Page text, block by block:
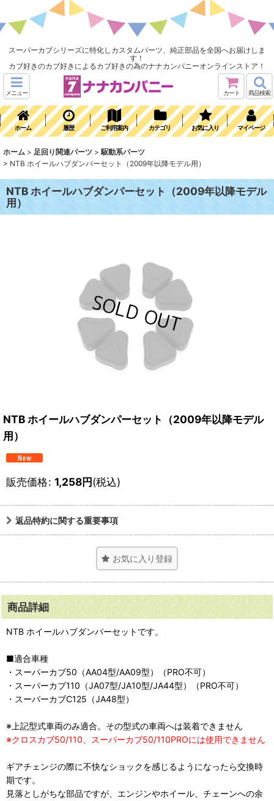
スーパーカブシリーズに特化しカスタムパーツ、純正部品を全国へお届けしま
す！
カブ好きのカブ好きによるカブ好きの為のナナカンパニーオンラインストア！
メニュー カート 商品検索
ホーム 履歴 ご利用案内 カテゴリ お気に入り マイページ
ホーム > 足回り関連パーツ > 駆動系パーツ
> NTB ホイールハブダンパーセット（2009年以降モデル用）
NTB ホイールハブダンパーセット（2009年以降モデル
用）
NTB ホイールハブダンパーセット（2009年以降モデル
用）
販売価格: 1,258円(税込)
返品特約に関する重要事項
お気に入り登録
商品詳細
NTB ホイールハブダンパーセットです。
■適合車種
・スーパーカブ50（AA04型/AA09型）（PRO不可）
・スーパーカブ110（JA07型/JA10型/JA44型）（PRO不可）
・スーパーカブC125（JA48型）
※上記型式車両のみ適合。その型式の車両へは装着できません
※クロスカブ50/110、スーパーカブ50/110PROには使用できません
ギアチェンジの際に不快なショックを感じるようになったら交換時
期です。
見落としがちな部品ですが、エンジンやホイール、チェーンへの余